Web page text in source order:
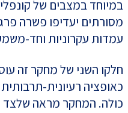
במיוחד במצבים של
מסורתים יעדיפו פשרה
עמדות עקרוניות וחד-
חלקו השני של מחקר זה
כאופציה רעיונית-
כולה. המחקר מראה שלצד